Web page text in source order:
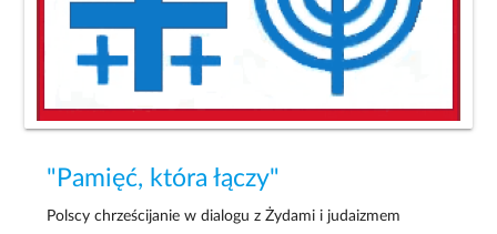
"Pamięć, która łączy"
Polscy chrześcijanie w dialogu z Żydami i judaizmem